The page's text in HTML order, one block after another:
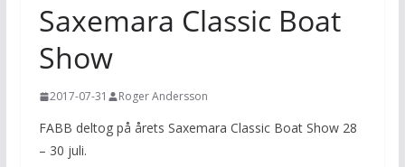
Saxemara Classic Boat
Show
2017-07-31 Roger Andersson
FABB deltog på årets Saxemara Classic Boat Show 28
– 30 juli.